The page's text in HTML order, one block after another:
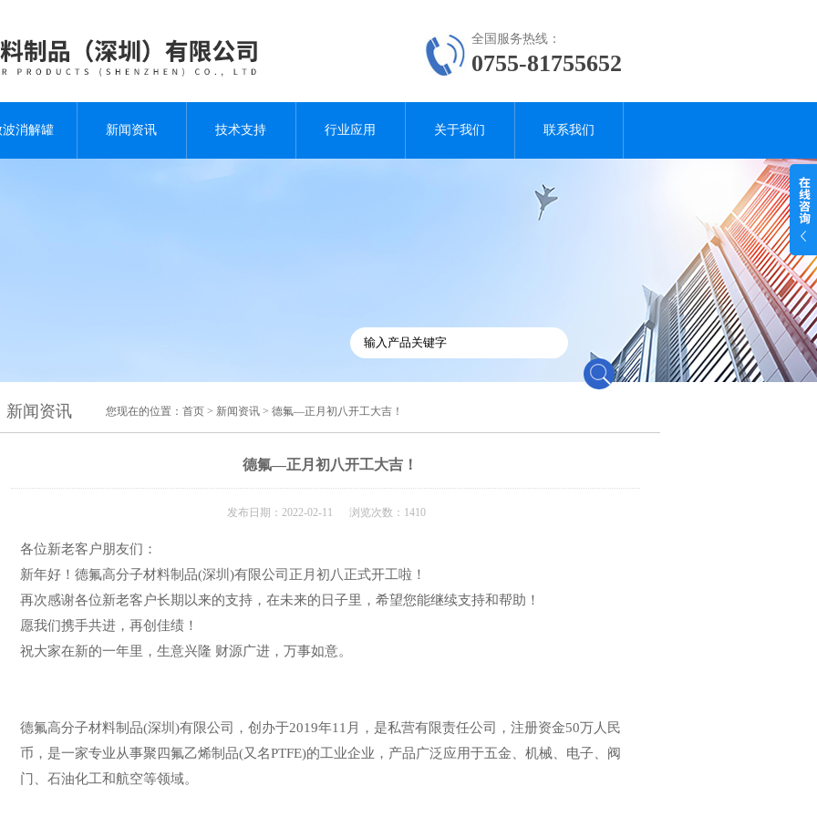
全国服务热线：
0755-81755652
波消解罐 新闻资讯 技术支持 行业应用 关于我们 联系我们
新闻资讯 您现在的位置： 首页 > 新闻资讯 > 德氟—正月初八开工大吉！
德氟—正月初八开工大吉！
发布日期：2022-02-11 浏览次数：1410
各位新老客户朋友们：
新年好！德氟高分子材料制品(深圳)有限公司正月初八正式开工啦！
再次感谢各位新老客户长期以来的支持，在未来的日子里，希望您能继续支持和帮助！
愿我们携手共进，再创佳绩！
祝大家在新的一年里，生意兴隆 财源广进，万事如意。
德氟高分子材料制品(深圳)有限公司，创办于2019年11月，是私营有限责任公司，注册资金50万人民
币，是一家专业从事聚四氟乙烯制品(又名PTFE)的工业企业，产品广泛应用于五金、机械、电子、阀
门、石油化工和航空等领域。